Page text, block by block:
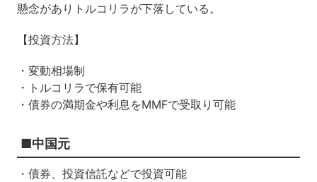
懸念がありトルコリラが下落している。
【投資方法】
・変動相場制
・トルコリラで保有可能
・債券の満期金や利息をMMFで受取り可能
■中国元
・債券、投資信託などで投資可能